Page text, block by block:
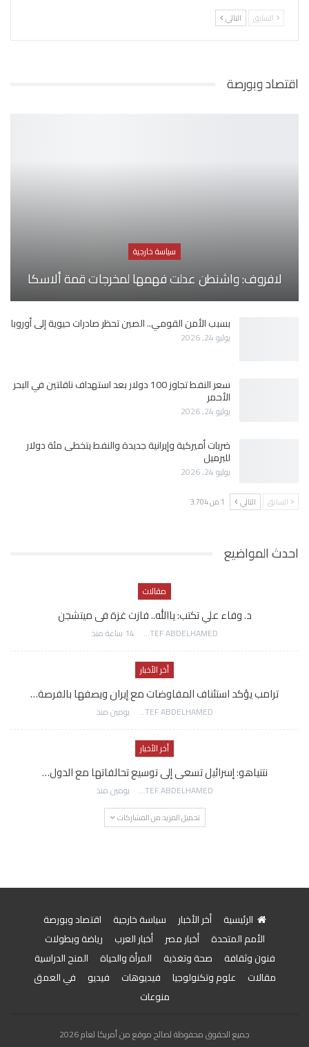
السابق التالي
اقتصاد وبورصة
سياسة خارجية
لافروف: واشنطن عدلت فهمها لمخرجات قمة ألاسكا
بسبب الأمن القومي.. الصين تحظر صادرات حيوية إلى أوروبا
يوليو 24, 2026
سعر النفط تجاوز 100 دولار بعد استهداف ناقلتين في البحر
الأحمر
يوليو 24, 2026
ضربات أميركية وإيرانية جديدة والنفط يتخطى مئة دولار
للبرميل
يوليو 24, 2026
السابق التالي 1 من 3٬704
احدث المواضيع
مقالات
د. وفاء علي تكتب: ياالله.. فازت غزة فى ميتشجن
AWATEF ABDELHAMED 14 ساعة منذ
أخر الأخبار
ترامب يؤكد استئناف المفاوضات مع إيران ويصفها بالفرصة…
AWATEF ABDELHAMED يومين منذ
أخر الأخبار
نتنياهو: إسرائيل تسعى إلى توسيع تحالفاتها مع الدول…
AWATEF ABDELHAMED يومين منذ
تحميل المزيد من المشاركات
الرئيسية أخر الأخبار سياسة خارجية
اقتصاد وبورصة
الأمم المتحدة
أخبار مصر أخبار العرب
رياضة وبطولات
فنون وثقافة
صحة وتغذية المرأة والحياة
المنح الدراسية
مقالات
علوم وتكنولوجيا فيديوهات فيديو
في العمق
منوعات
جميع الحقوق محفوظة لصالح موقع من أمريكا لعام 2026